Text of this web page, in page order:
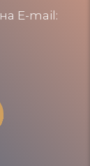
E-mail: